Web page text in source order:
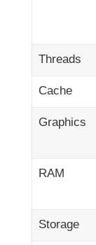
Threads
Cache
Graphics
RAM
Storage